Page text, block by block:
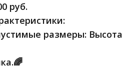
руб.
размеры: